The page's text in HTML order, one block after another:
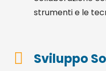
strumenti e le
Sviluppo